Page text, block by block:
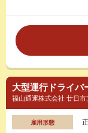
大型運行ドライバ
福山通運株式会社 廿日市
雇用形態